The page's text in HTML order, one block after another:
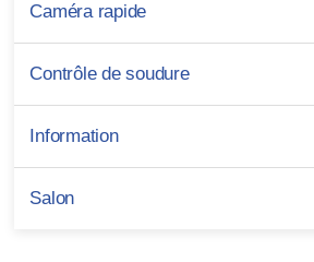
Caméra rapide
Contrôle de soudure
Information
Salon